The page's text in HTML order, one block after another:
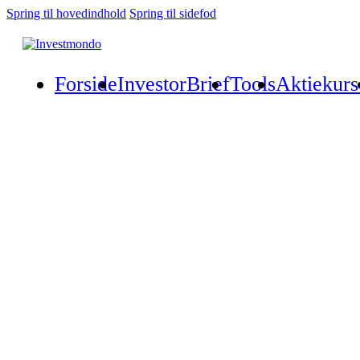
Spring til hovedindhold Spring til sidefod
ForsideInvestorBriefTools